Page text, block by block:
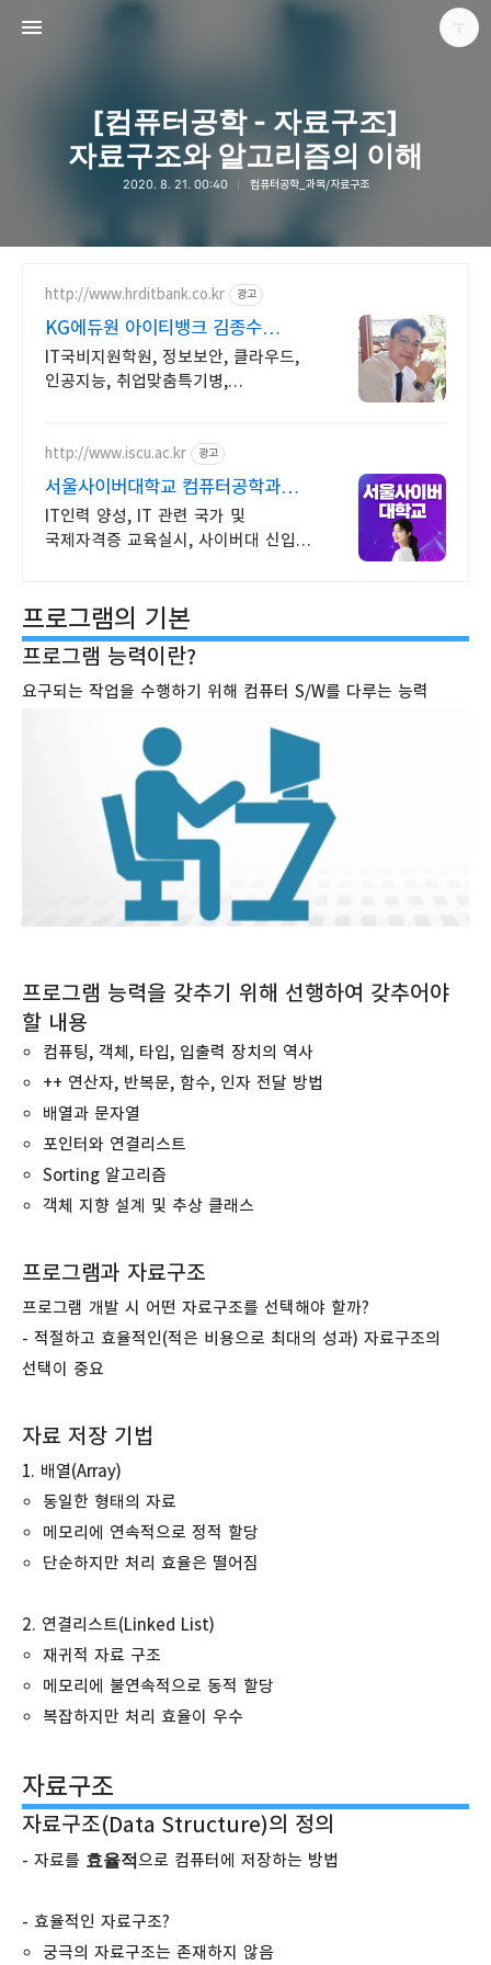
[컴퓨터공학 - 자료구조]
자료구조와 알고리즘의 이해
2020. 8. 21. 00:40 컴퓨터공학_과목/자료구조
http://www.hrditbank.co.kr 광고
KG에듀원 아이티뱅크 김종수
27년경력전문가 IT취업상담
IT국비지원학원, 정보보안, 클라우드,
인공지능, 취업맞춤특기병,
http://www.iscu.ac.kr 광고
서울사이버대학교 컴퓨터공학과
2026 가을학기 신편입생
IT인력 양성, IT 관련 국가 및
국제자격증 교육실시, 사이버대 신입생
프로그램의 기본
프로그램 능력이란?
요구되는 작업을 수행하기 위해 컴퓨터 S/W를 다루는 능력
프로그램 능력을 갖추기 위해 선행하여 갖추어야
할 내용
컴퓨팅, 객체, 타입, 입출력 장치의 역사
++ 연산자, 반복문, 함수, 인자 전달 방법
배열과 문자열
포인터와 연결리스트
Sorting 알고리즘
객체 지향 설계 및 추상 클래스
프로그램과 자료구조
프로그램 개발 시 어떤 자료구조를 선택해야 할까?
- 적절하고 효율적인(적은 비용으로 최대의 성과) 자료구조의
선택이 중요
자료 저장 기법
1. 배열(Array)
동일한 형태의 자료
메모리에 연속적으로 정적 할당
단순하지만 처리 효율은 떨어짐
2. 연결리스트(Linked List)
재귀적 자료 구조
메모리에 불연속적으로 동적 할당
복잡하지만 처리 효율이 우수
자료구조
자료구조(Data Structure)의 정의
- 자료를 효율적으로 컴퓨터에 저장하는 방법
- 효율적인 자료구조?
궁극의 자료구조는 존재하지 않음
다용도 개인블로그